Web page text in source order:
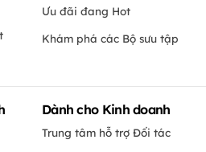
Ưu đãi đang Hot
Khám phá các Bộ sưu tập
Dành cho Kinh doanh
Trung tâm hỗ trợ Đối tác